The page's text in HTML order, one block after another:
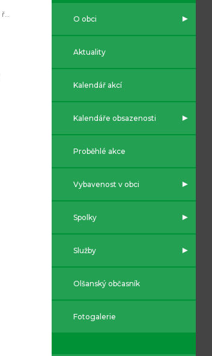
Lampionový průvod, říjen 2021
O obci
Aktuality
Kalendář akcí
Kalendáře obsazenosti
Proběhlé akce
Vybavenost v obci
Spolky
Služby
Olšanský občasník
Fotogalerie